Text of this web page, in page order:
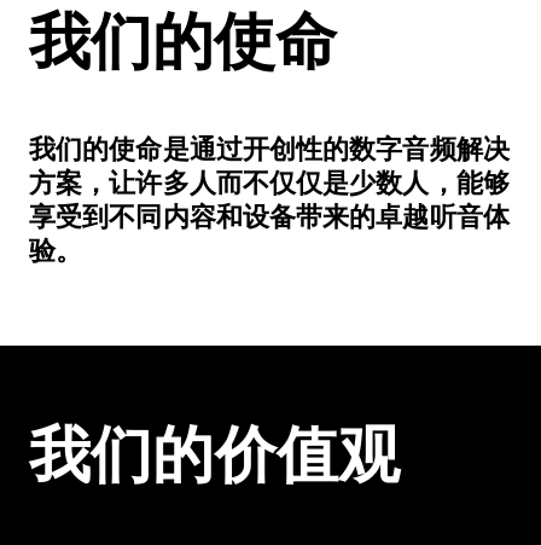
我们的使命
我们的使命是通过开创性的数字音频解决
方案，让许多人而不仅仅是少数人，能够
享受到不同内容和设备带来的卓越听音体
验。
我们的价值观